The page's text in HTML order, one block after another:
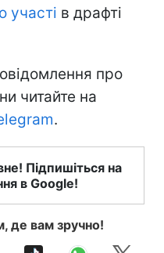
участі в драфті
про
читайте на
.
Підпишіться на
в Google!
де вам зручно!